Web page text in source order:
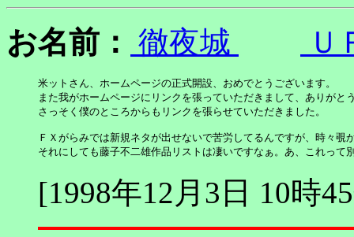
お名前： 徹夜城 Ｕ
米ットさん、ホームページの正式開設、おめでとうございます。
また我がホームページにリンクを張っていただきまして、ありがと
さっそく僕のところからもリンクを張らせていただきました。
ＦＸがらみでは新規ネタが出せないで苦労してるんですが、時々覗
それにしても藤子不二雄作品リストは凄いですなぁ。あ、これって
[1998年12月3日 10時